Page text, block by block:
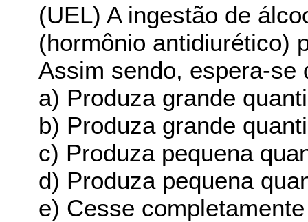
(UEL) A ingestão de
(hormônio antidiurético)
Assim sendo, espera-se
a) Produza grande
b) Produza grande
c) Produza pequena
d) Produza pequena
e) Cesse